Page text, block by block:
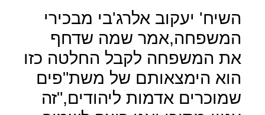
השיח' יעקוב אלרג'בי מבכירי
המשפחה,אמר שמה שדחף
את המשפחה לקבל החלטה כזו
הוא הימצאותם של משת"פים
שמוכרים אדמות ליהודים,"זה